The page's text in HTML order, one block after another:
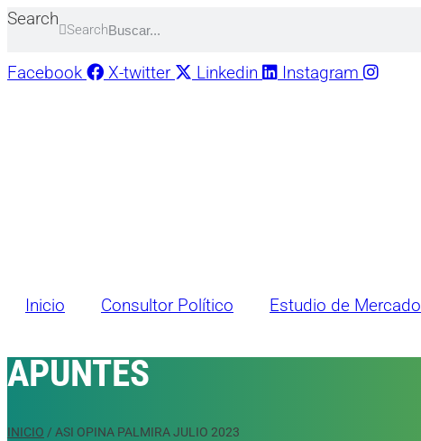
Skip
content
Search
Search
Facebook X-twitter Linkedin Instagram
Inicio Consultor Político Estudio de Mercado
APUNTES
INICIO / ASI OPINA PALMIRA JULIO 2023